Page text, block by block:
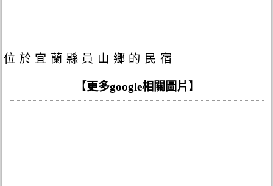
位於宜蘭縣員山鄉的民宿
【更多google相關圖片】